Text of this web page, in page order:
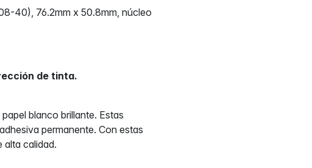
40), 76.2mm x 50.8mm, núcleo
de tinta.
blanco brillante. Estas
permanente. Con estas
alta calidad.